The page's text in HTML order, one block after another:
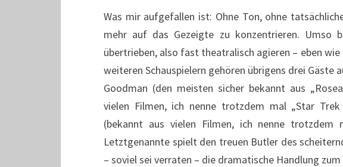
Was mir aufgefallen ist: Ohne Ton, ohne
mehr auf das Gezeigte zu konzentrieren. Umso
übertrieben, also fast theatralisch agieren – eben
weiteren Schauspielern gehören übrigens drei Gäste
Goodman (den meisten sicher bekannt aus
vielen Filmen, ich nenne trotzdem mal „Star
(bekannt aus vielen Filmen, ich nenne
Letztgenannte spielt den treuen Butler des
– soviel sei verraten – die dramatische Handlung